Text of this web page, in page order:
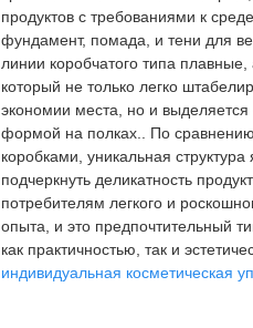
продуктов с требованиями к
фундамент, помада, и тени для
линии коробчатого типа плавные,
который не только легко
экономии места, но и выделяется
формой на полках.. По
коробками, уникальная
подчеркнуть деликатность
потребителям легкого и
опыта, и это предпочтительный
как практичностью, так и
индивидуальная косметическая